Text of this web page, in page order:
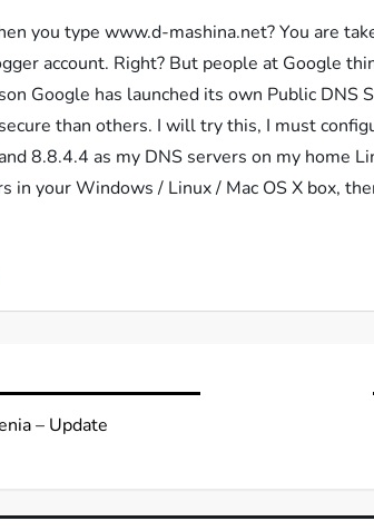
you type www.d-mashina.net? You are
account. Right? But people at Google
Google has launched its own Public DNS
than others. I will try this, I must
8.8.4.4 as my DNS servers on my home
in your Windows / Linux / Mac OS X box,
– Update